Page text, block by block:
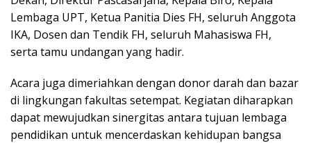
Lembaga UPT, Ketua Panitia Dies FH, seluruh Anggota
IKA, Dosen dan Tendik FH, seluruh Mahasiswa FH,
serta tamu undangan yang hadir.
Acara juga dimeriahkan dengan donor darah dan bazar
di lingkungan fakultas setempat. Kegiatan diharapkan
dapat mewujudkan sinergitas antara tujuan lembaga
pendidikan untuk mencerdaskan kehidupan bangsa